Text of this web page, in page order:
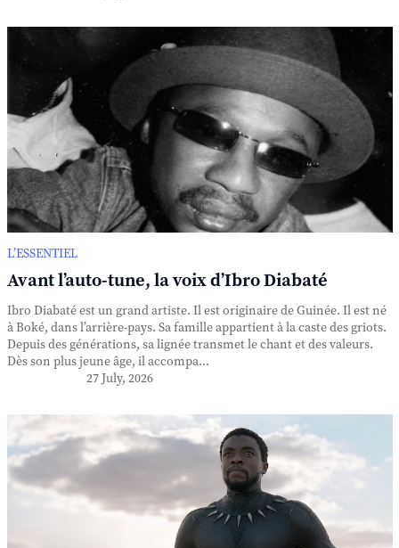
L’ESSENTIEL
Avant l’auto-tune, la voix d’Ibro Diabaté
Ibro Diabaté est un grand artiste. Il est originaire de Guinée. Il est né
à Boké, dans l’arrière-pays. Sa famille appartient à la caste des griots.
Depuis des générations, sa lignée transmet le chant et des valeurs.
Dès son plus jeune âge, il accompa...
27 July, 2026